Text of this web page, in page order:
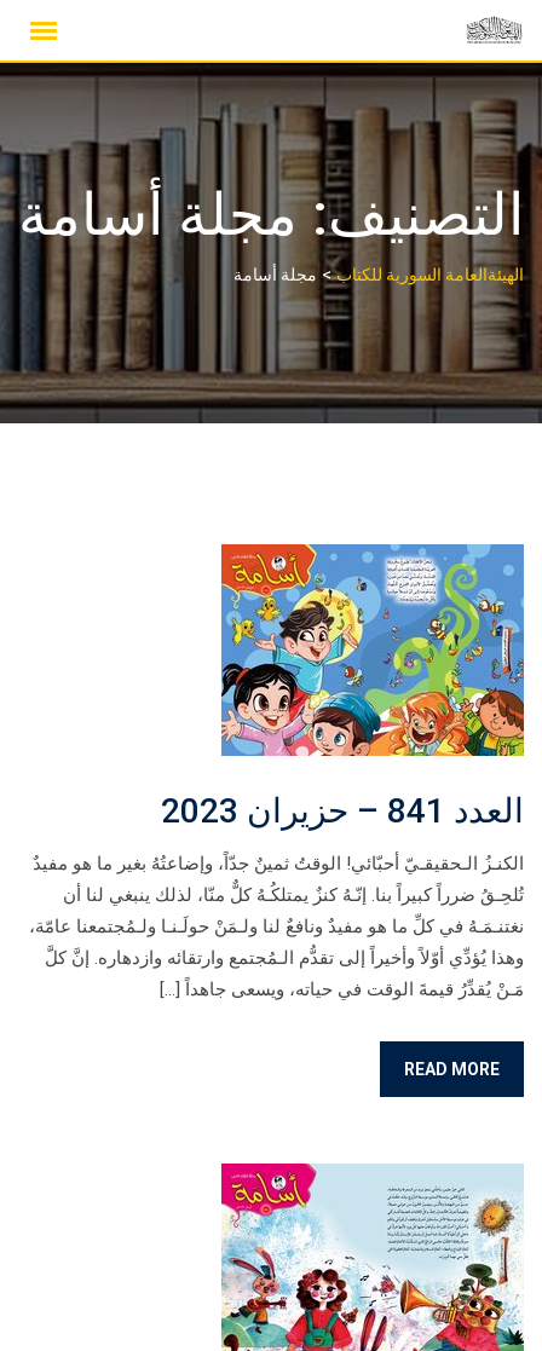
content
التصنيف:مجلة أسامة
الهيئةالعامة السورية للكتاب> مجلة أسامة
العدد 841 – حزيران 2023
الكنـزُ الـحقيقـيّ أحبّائي! الوقتُ ثمينٌ جدّاً، وإضاعتُهُ بغير ما هو مفيدٌ
تُلحِـقُ ضرراً كبيراً بنا. إنّـهُ كنزٌ يمتلكُـهُ كلٌّ منّا، لذلك ينبغي لنا أن
نغتنـمَـهُ في كلِّ ما هو مفيدٌ ونافعٌ لنا ولـمَنْ حولَـنـا ولـمُجتمعنا عامّة،
وهذا يُؤدِّي أوّلاً وأخيراً إلى تقدُّم الـمُجتمع وارتقائه وازدهاره. إنَّ كلَّ
مَـنْ يُقدِّرُ قيمةَ الوقت في حياته، ويسعى جاهداً […]
READ MORE